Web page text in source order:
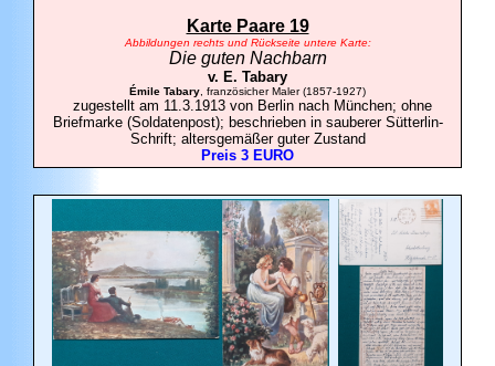
Karte Paare 19
Abbildungen rechts und Rückseite untere Karte:
Die guten Nachbarn
v. E. Tabary
Émile Tabary , französicher Maler (1857-1927)
zugestellt am 11.3.1913 von Berlin nach München; ohne
Briefmarke (Soldatenpost); beschrieben in sauberer Sütterlin-
Schrift; altersgemäßer guter Zustand
Preis 3 EURO